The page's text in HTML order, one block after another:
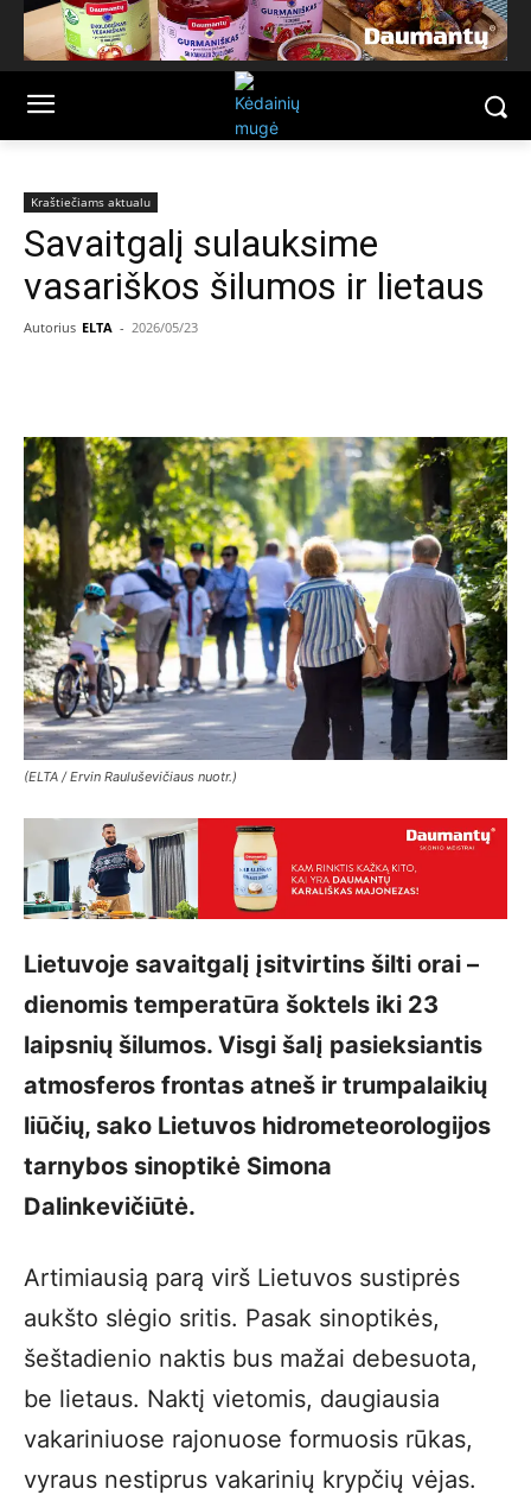
Kraštiečiams aktualu
Savaitgalį sulauksime
vasariškos šilumos ir lietaus
Autorius ELTA - 2026/05/23
(ELTA / Ervin Rauluševičiaus nuotr.)
Lietuvoje savaitgalį įsitvirtins šilti orai –
dienomis temperatūra šoktels iki 23
laipsnių šilumos. Visgi šalį pasieksiantis
atmosferos frontas atneš ir trumpalaikių
liūčių, sako Lietuvos hidrometeorologijos
tarnybos sinoptikė Simona
Dalinkevičiūtė.
Artimiausią parą virš Lietuvos sustiprės
aukšto slėgio sritis. Pasak sinoptikės,
šeštadienio naktis bus mažai debesuota,
be lietaus. Naktį vietomis, daugiausia
vakariniuose rajonuose formuosis rūkas,
vyraus nestiprus vakarinių krypčių vėjas.